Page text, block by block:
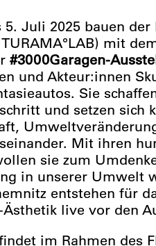
Juli 2025 bauen der
mit
#3000Garagen-
und Akteur:innen
Sie
und setzen sich
Mit ihren
sie zum
in unserer Umwelt
entstehen für
live vor den
im Rahmen des